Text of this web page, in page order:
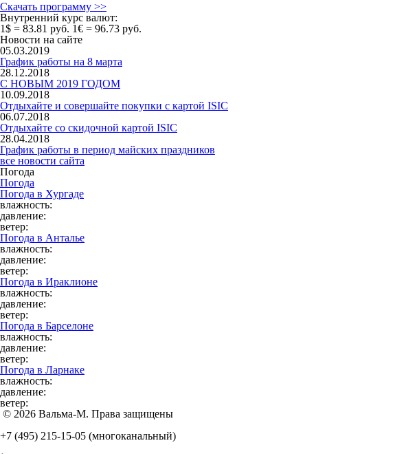
Скачать программу >>
Внутренний курс валют:
1$ = 83.81 руб. 1€ = 96.73 руб.
Новости на сайте
05.03.2019
График работы на 8 марта
28.12.2018
С НОВЫМ 2019 ГОДОМ
10.09.2018
Отдыхайте и совершайте покупки с картой ISIC
06.07.2018
Отдыхайте со скидочной картой ISIC
28.04.2018
График работы в период майских праздников
все новости сайта
Погода
Погода
Погода в Хургаде
влажность:
давление:
ветер:
Погода в Анталье
влажность:
давление:
ветер:
Погода в Ираклионе
влажность:
давление:
ветер:
Погода в Барселоне
влажность:
давление:
ветер:
Погода в Ларнаке
влажность:
давление:
ветер:
© 2026 Вальма-М. Права защищены
+7 (495) 215-15-05 (многоканальный)